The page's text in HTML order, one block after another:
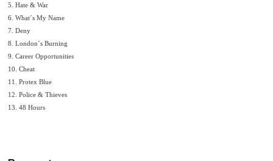
5. Hate & War
6. What´s My Name
7. Deny
8. London´s Burning
9. Career Opportunities
10. Cheat
11. Protex Blue
12. Police & Thieves
13. 48 Hours